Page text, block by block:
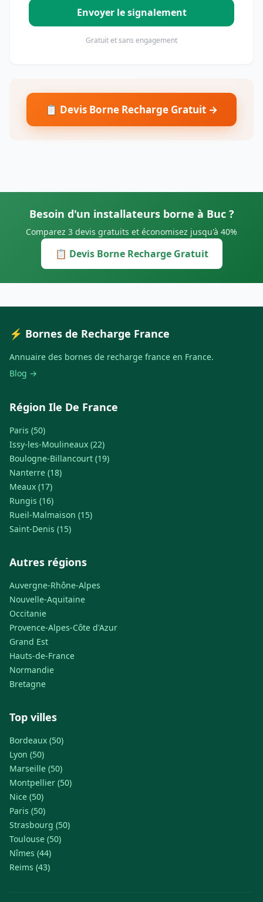
Envoyer le signalement
Gratuit et sans engagement
📋 Devis Borne Recharge Gratuit →
Besoin d'un installateurs borne à Buc ?
Comparez 3 devis gratuits et économisez jusqu'à 40%
📋 Devis Borne Recharge Gratuit
⚡ Bornes de Recharge France
Annuaire des bornes de recharge france en France.
Blog →
Région Ile De France
Paris (50)
Issy-les-Moulineaux (22)
Boulogne-Billancourt (19)
Nanterre (18)
Meaux (17)
Rungis (16)
Rueil-Malmaison (15)
Saint-Denis (15)
Autres régions
Auvergne-Rhône-Alpes
Nouvelle-Aquitaine
Occitanie
Provence-Alpes-Côte d'Azur
Grand Est
Hauts-de-France
Normandie
Bretagne
Top villes
Bordeaux (50)
Lyon (50)
Marseille (50)
Montpellier (50)
Nice (50)
Paris (50)
Strasbourg (50)
Toulouse (50)
Nîmes (44)
Reims (43)